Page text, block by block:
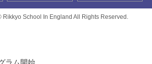
Rikkyo School In England All Rights Reserved.
ラム開始